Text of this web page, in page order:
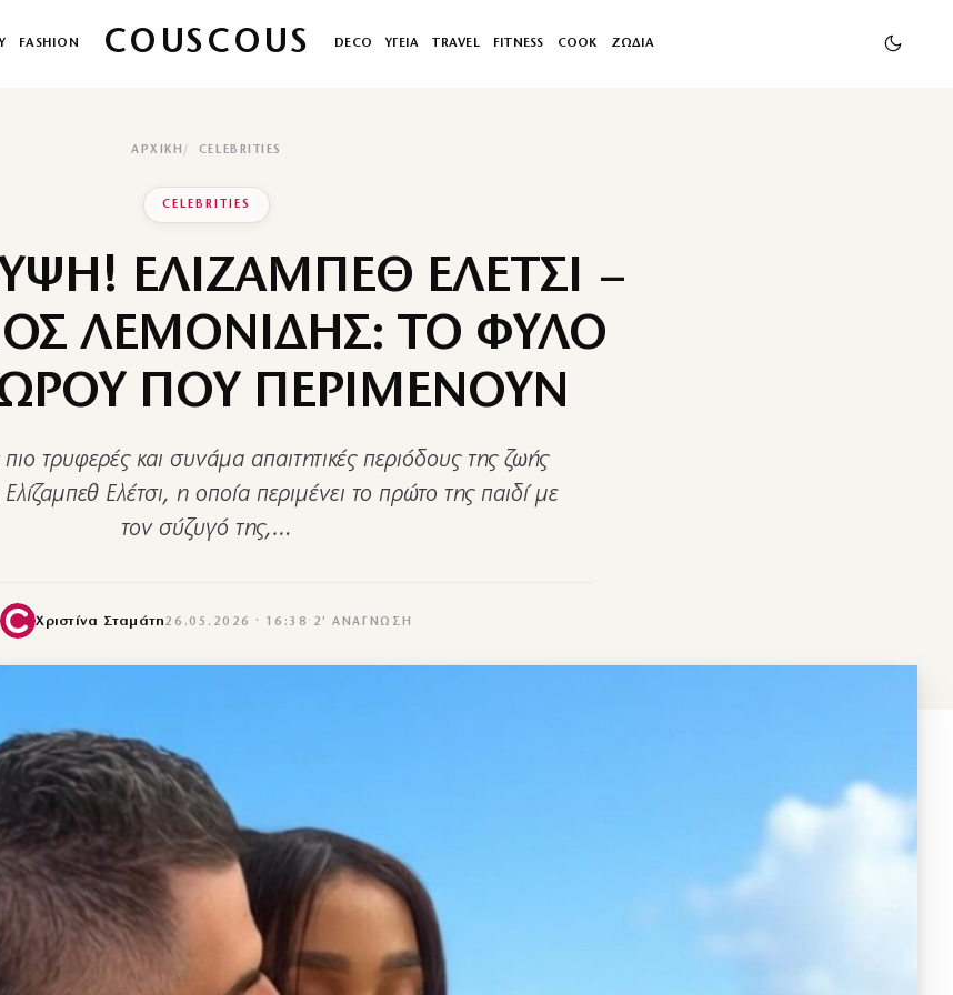
FASHION COUSCOUS DECO ΥΓΕΙΑ TRAVEL FITNESS COOK ΖΩΔΙΑ
ΑΡΧΙΚΉ CELEBRITIES
CELEBRITIES
ΕΛΙΖΑΜΠΕΘ ΕΛΕΤΣΙ –
ΛΕΜΟΝΙΔΗΣ: ΤΟ ΦΥΛΟ
ΠΟΥ ΠΕΡΙΜΕΝΟΥΝ
τρυφερές και συνάμα απαιτητικές περιόδους της ζωής
Ελίζαμπεθ Ελέτσι, η οποία περιμένει το πρώτο της παιδί με
τον σύζυγό της,…
Χριστίνα Σταμάτη26.05.2026 · 16:38 · 2′ ΑΝΆΓΝΩΣΗ